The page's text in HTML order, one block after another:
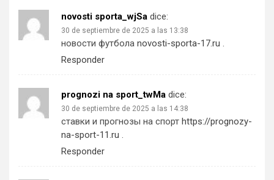
novosti sporta_wjSa dice:
30 de septiembre de 2025 a las 13:38
новости футбола novosti-sporta-17.ru .
Responder
prognozi na sport_twMa dice:
30 de septiembre de 2025 a las 14:38
ставки и прогнозы на спорт https://prognozy-
na-sport-11.ru .
Responder